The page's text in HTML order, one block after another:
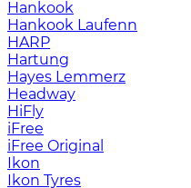
Hankook
Hankook Laufenn
HARP
Hartung
Hayes Lemmerz
Headway
HiFly
iFree
iFree Original
Ikon
Ikon Tyres